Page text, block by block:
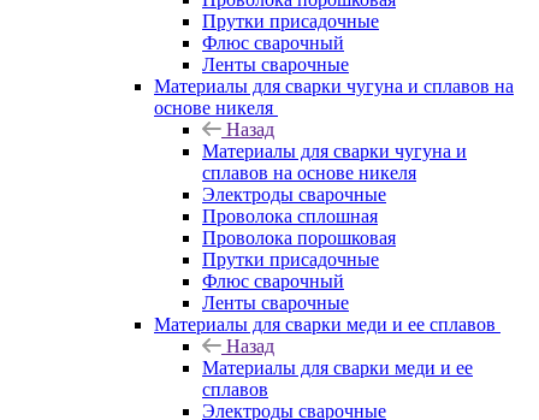
Прутки присадочные
Флюс сварочный
Ленты сварочные
Материалы для сварки чугуна и сплавов на
основе никеля
Назад
Материалы для сварки чугуна и
сплавов на основе никеля
Электроды сварочные
Проволока сплошная
Проволока порошковая
Прутки присадочные
Флюс сварочный
Ленты сварочные
Материалы для сварки меди и ее сплавов
Назад
Материалы для сварки меди и ее
сплавов
Электроды сварочные